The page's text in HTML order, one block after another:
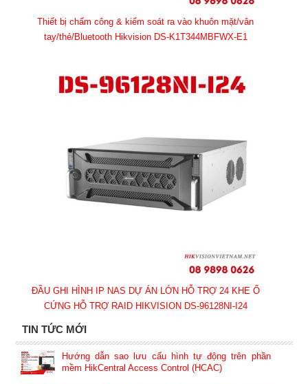
Thiết bị chấm công & kiểm soát ra vào khuôn mặt/vân
tay/thẻ/Bluetooth Hikvision DS-K1T344MBFWX-E1
ĐẦU GHI HÌNH IP NAS DỰ ÁN LỚN HỖ TRỢ 24 KHE Ổ
CỨNG HỖ TRỢ RAID HIKVISION DS-96128NI-I24
TIN TỨC MỚI
Hướng dẫn sao lưu cấu hình tự động trên phần
mềm HikCentral Access Control (HCAC)